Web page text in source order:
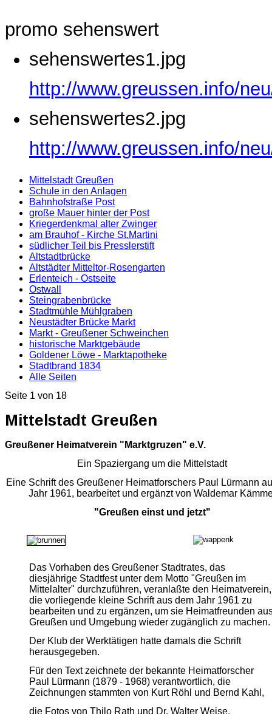
promo sehenswert
sehenswertes1.jpg
http://www.greussen.info/
sehenswertes2.jpg
http://www.greussen.info/
Mittelstadt Greußen
Schule in den Anlagen
Bahnhofstraße Post
große Mauer hinter der Post
Kriegerdenkmal alter Zwinger
am Brauhof - Kirche St.Martini
südlicher Teil bis Presslerstift
Altstadtbrücke
Altstädter Mitteltor-Rosengarten
Erlenteich - Ostseite
Ostwall
Steingrabenbrücke
Stadtmühle Mühlgraben
Neustädter Brücke Markt
Markt - Greußener Schweinchen
historische Marktgebäude
Goldener Löwe - Marktapotheke
Stadtbrand 1834
Alle Seiten
Seite 1 von 18
Mittelstadt Greußen
Greußener Heimatverein "Marktgruzen" e.V.
Ein Spaziergang um die Mittelstadt
Eine Schrift des Greußener Heimatforschers Paul Lürmann
Jahr 1961, bearbeitet und ergänzt von Waldemar
"Greußen einst und jetzt"
Das Vorhaben des Greußener Stadtrates, das
diesjährige Stadtfest unter dem Motto "Greußen im
Mittelalter" durchzuführen, veranlaßte den Heimatverein,
die vorliegende kleine Schrift aus dem Jahr 1961 zu
bearbeiten und zu ergänzen, um sie Heimatfreunden
Greußen und Umgebung wieder zugänglich zu machen.
Der Klub der Werktätigen hatte damals die Schrift
herausgegeben.
Für den Text zeichnete der bekannte Heimatforscher
Paul Lürmann (1879 - 1968) verantwortlich, die
Zeichnungen stammten von Kurt Röhl und Bernd Kahl,
die Fotos von Thilo Rath und Dr. Walter Weise.